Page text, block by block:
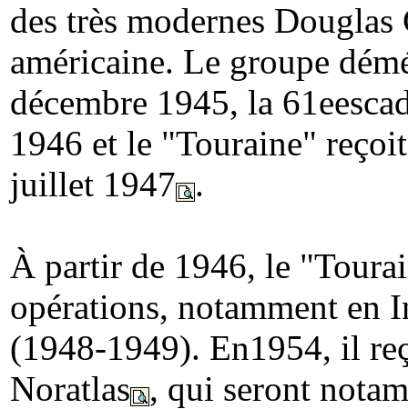
des très modernes
américaine. Le groupe
décembre 1945, la
1946 et le "Touraine"
juillet 1947 .
À partir de 1946, le
opérations, notamment en
(1948-1949). En1954, il
Noratlas , qui seront